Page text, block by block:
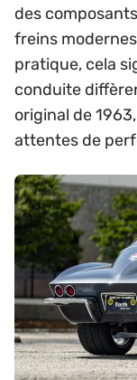
des
freins
pratique, cela
conduite
original de
attentes de